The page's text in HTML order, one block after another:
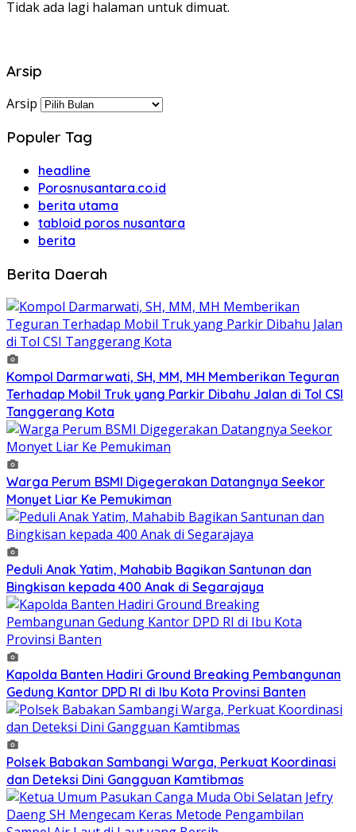
Tidak ada lagi halaman untuk dimuat.
Arsip
Arsip
Populer Tag
headline
Porosnusantara.co.id
berita utama
tabloid poros nusantara
berita
Berita Daerah
Kompol Darmarwati, SH, MM, MH Memberikan Teguran
Terhadap Mobil Truk yang Parkir Dibahu Jalan di Tol CSI
Tanggerang Kota
Warga Perum BSMI Digegerakan Datangnya Seekor
Monyet Liar Ke Pemukiman
Peduli Anak Yatim, Mahabib Bagikan Santunan dan
Bingkisan kepada 400 Anak di Segarajaya
Kapolda Banten Hadiri Ground Breaking Pembangunan
Gedung Kantor DPD RI di Ibu Kota Provinsi Banten
Polsek Babakan Sambangi Warga, Perkuat Koordinasi
dan Deteksi Dini Gangguan Kamtibmas